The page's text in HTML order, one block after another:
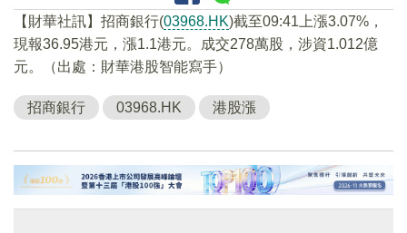
【財華社訊】招商銀行(03968.HK)截至09:41上漲3.07%，
現報36.95港元，漲1.1港元。成交278萬股，涉資1.012億
元。（出處：財華港股智能寫手）
招商銀行 03968.HK 港股漲